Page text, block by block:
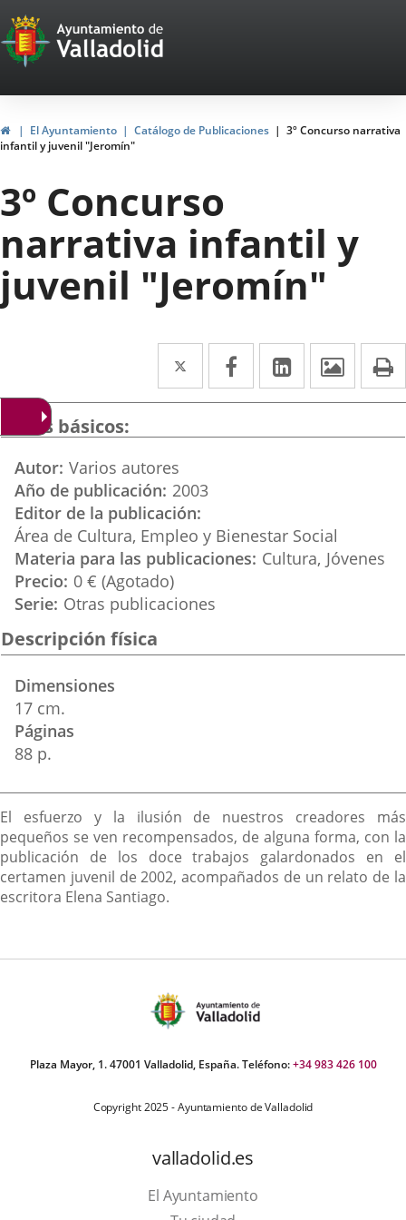
Portal
Web
del
Ayuntamiento
de
Valladolid
HomeEl Ayuntamiento Catálogo de Publicaciones
3º Concurso narrativa
infantil y juvenil "Jeromín"
3º Concurso
narrativa infantil y
juvenil "Jeromín"
Twitter
Enlace
a
externa.
Facebook
Enlace
a
Linkedin
Enlace
a
Datos básicos
Autor Varios autores
Año de publicación 2003
Editor de la publicación
Área de Cultura, Empleo y Bienestar Social
Materia para las publicaciones Cultura Jóvenes
Precio 0 € (Agotado)
Serie Otras publicaciones
Descripción física
Dimensiones
17 cm.
Páginas
88 p.
Descripción
El esfuerzo y la ilusión de nuestros creadores más
pequeños se ven recompensados, de alguna forma, con la
publicación de los doce trabajos galardonados en el
certamen juvenil de 2002, acompañados de un relato de la
escritora Elena Santiago.
Plaza Mayor, 1. 47001 Valladolid, España. Teléfono:+34 983 426 100
Copyright 2025 - Ayuntamiento de Valladolid
valladolid.es
El Ayuntamiento